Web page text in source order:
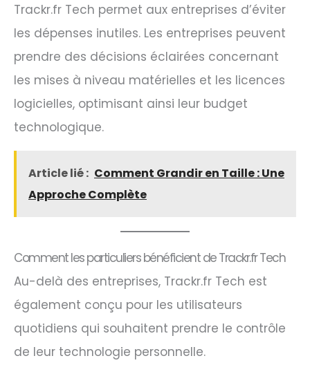
Trackr.fr Tech permet aux entreprises d’éviter
les dépenses inutiles. Les entreprises peuvent
prendre des décisions éclairées concernant
les mises à niveau matérielles et les licences
logicielles, optimisant ainsi leur budget
technologique.
Article lié : Comment Grandir en Taille : Une
Approche Complète
Comment les particuliers bénéficient de Trackr.fr Tech
Au-delà des entreprises, Trackr.fr Tech est
également conçu pour les utilisateurs
quotidiens qui souhaitent prendre le contrôle
de leur technologie personnelle.